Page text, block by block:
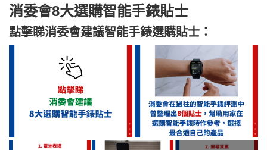
消委會8大選購智能手錶貼士
點擊睇消委會建議智能手錶選購貼士：